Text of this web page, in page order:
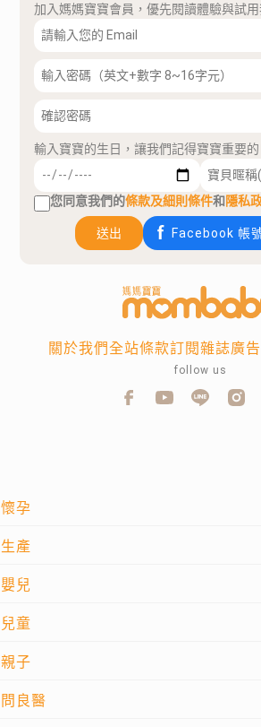
加入媽媽寶寶會員，優先閱讀體驗與試用
輸入寶寶的生日，讓我們記得寶寶重要的
您同意我們的條款及細則條件和隱私
送出 Facebook 帳
懷孕
生產
嬰兒
兒童
親子
問良醫
關於我們全站條款訂閱雜誌廣
follow us